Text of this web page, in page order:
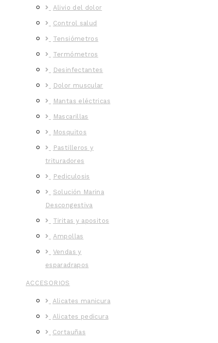
Alivio del dolor
Control salud
Tensiómetros
Termómetros
Desinfectantes
Dolor muscular
Mantas eléctricas
Mascarillas
Mosquitos
Pastilleros y
trituradores
Pediculosis
Solución Marina
Descongestiva
Tiritas y apositos
Ampollas
Vendas y
esparadrapos
ACCESORIOS
Alicates manicura
Alicates pedicura
Cortauñas